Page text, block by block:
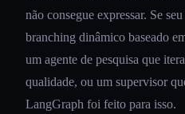
não consegue expressar. Se
branching dinâmico baseado
um agente de pesquisa que
qualidade, ou um supervisor
LangGraph foi feito para isso.